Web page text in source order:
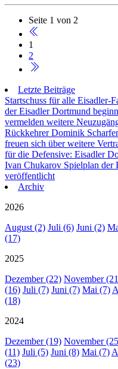
Seite 1 von 2
1
2
Letzte Beiträge
Startschuss für alle Eisadler-
der Eisadler Dortmund
vermelden weitere
Rückkehrer Dominik
freuen sich über weitere
für die Defensive: Eisadler
Ivan Chukarov Spielplan der
veröffentlicht
Archiv
2026
August (2) Juli (6) Juni (2)
(17)
2025
Dezember (22) November
(16) Juli (7) Juni (7) Mai (7)
(18)
2024
Dezember (19) November
(11) Juli (5) Juni (8) Mai (7)
(23)